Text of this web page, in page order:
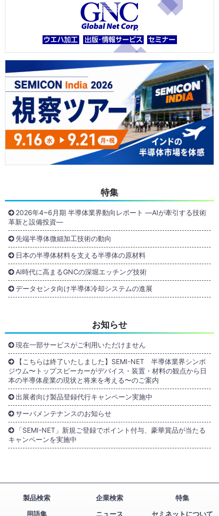
特集
2026年4~6月期 半導体業界動向レポート ―AIが牽引する技術
革新と設備投資―
先端半導体微細加工技術の動向
日本の半導体材料を支える半導体の原材料
AI時代に高まるGNCの深堀エッチング技術
データセンタ向け半導体冷却システムの進展
お知らせ
現在一部サービスがご利用いただけません
【こちらは終了いたしました】SEMI-NET 半導体業界シンポ
ジウム〜トップスピーカーがデバイス・装置・材料の観点から日
本の半導体産業の現状と将来を考える〜のご案内
出展者向け製品登録代行キャンペーン実施中
サーバメンテナンスのお知らせ
「SEMI-NET」新規ご登録でポイント付与、豪華賞品が当たる
キャンペーンを実施中
製品検索 企業検索
特集
用語集
ニュース セミネットについて